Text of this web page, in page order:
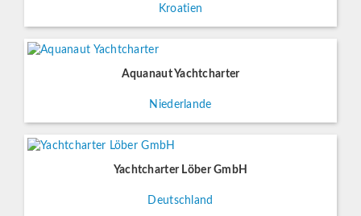
Kroatien
Aquanaut Yachtcharter
Niederlande
Yachtcharter Löber GmbH
Deutschland